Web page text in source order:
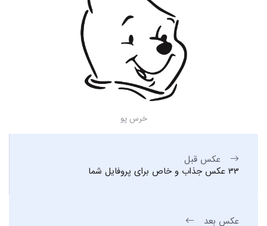
خرس پو
عکس قبل
33 عکس جذاب و خاص برای پروفایل شما
عکس بعد